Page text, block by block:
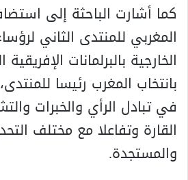
كما أشارت الباحثة إلى
المغربي للمنتدى الثاني
الخارجية بالبرلمانات
بانتخاب المغرب رئيسا
في تبادل الرأي والخبرات
القارة وتفاعلا مع مختلف
والمستجدة.